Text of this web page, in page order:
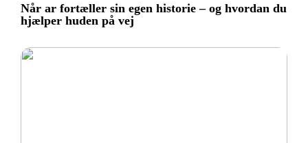
Når ar fortæller sin egen historie – og hvordan du
hjælper huden på vej